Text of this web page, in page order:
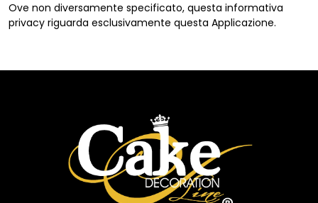
Ove non diversamente specificato, questa informativa
privacy riguarda esclusivamente questa Applicazione.